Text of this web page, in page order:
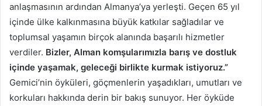
anlaşmasının ardından Almanya’ya yerleşti. Geçen 65 yıl
içinde ülke kalkınmasına büyük katkılar sağladılar ve
toplumsal yaşamın birçok alanında başarılı hizmetler
verdiler. Bizler, Alman komşularımızla barış ve dostluk
içinde yaşamak, geleceği birlikte kurmak istiyoruz.”
Gemici’nin öyküleri, göçmenlerin yaşadıkları, umutları ve
korkuları hakkında derin bir bakış sunuyor. Her öyküde